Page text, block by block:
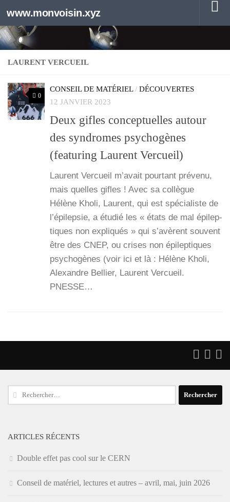
Au dessous du contenu
www.monvoisin.xyz
LAURENT VERCUEIL
0
CONSEIL DE MATÉRIEL/ DÉCOUVERTES
12 JANVIER 2023
Deux gifles conceptuelles autour
des syndromes psychogènes
(featuring Laurent Vercueil)
Laurent Ver­cueil m’a­vait pour­tant pré­ve­nu,
mais quelles gifles ! Avec sa col­lègue
Hélène Kho­li, Laurent, qui est spé­cia­liste de
l’é­pi­lep­sie, a étu­dié les « états de mal épi­lep­
tiques non expli­qués » qui s’a­vèrent sou­vent
être des CNEP, ou crises non épi­lep­tiques
psy­cho­gènes (voir ici et là : Hélène Kho­li,
Alexandre Bel­lier, Laurent Ver­cueil.
PNESSE…
Rechercher :
ARTICLES RÉCENTS
Double effet pas cool sur le CERN
Conseil de matériel, lectures et autres – avril, mai, juin 2026